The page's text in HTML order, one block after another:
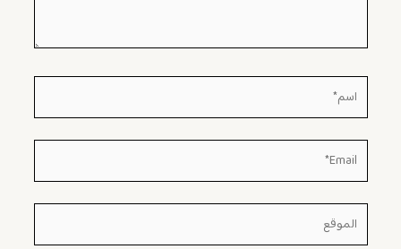
اسم*
Email*
الموقع